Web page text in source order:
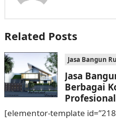
Related Posts
Jasa Bangun
Jasa
Berbagai
Barat
[elementor-template